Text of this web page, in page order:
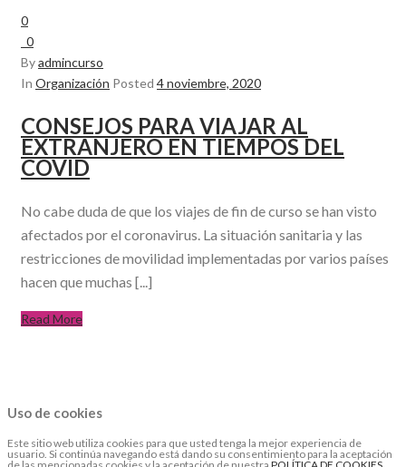
0
0
Byadmincurso
In Organización Posted 4 noviembre, 2020
CONSEJOS PARA VIAJAR AL
EXTRANJERO EN TIEMPOS DEL
COVID
No cabe duda de que los viajes de fin de curso se han visto
afectados por el coronavirus. La situación sanitaria y las
restricciones de movilidad implementadas por varios países
hacen que muchas [...]
Read More
Uso de cookies
Este sitio web utiliza cookies para que usted tenga la mejor experiencia de
usuario. Si continúa navegando está dando su consentimiento para la aceptación